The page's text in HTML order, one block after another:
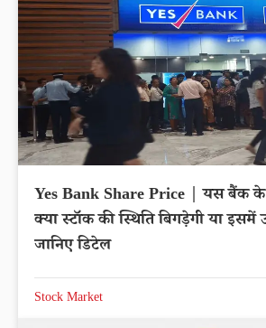
Yes Bank Share Price | यस बैंक के
क्या स्टॉक की स्थिति बिगड़ेगी या
जानिए डिटेल
Stock Market